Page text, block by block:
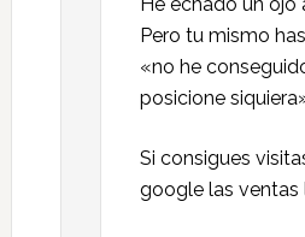
He echado un
Pero tu mismo
«no he
posicione
Si consigues
google las ventas